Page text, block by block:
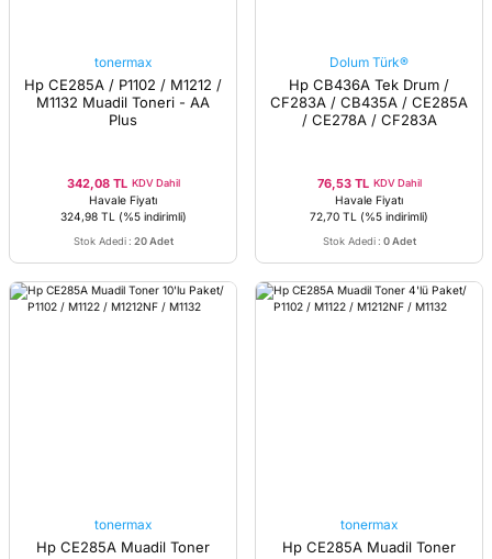
tonermax
Hp CE285A / P1102 / M1212 /
M1132 Muadil Toneri - AA
Plus
342,08 TL KDV Dahil
Havale Fiyatı
324,98 TL
(%5 indirimli)
Stok Adedi : 20 Adet
Dolum Türk®
Hp CB436A Tek Drum /
CF283A / CB435A / CE285A
/ CE278A / CF283A
76,53 TL KDV Dahil
Havale Fiyatı
72,70 TL (%5 indirimli)
Stok Adedi : 0 Adet
tonermax
Hp CE285A Muadil Toner
tonermax
Hp CE285A Muadil Toner